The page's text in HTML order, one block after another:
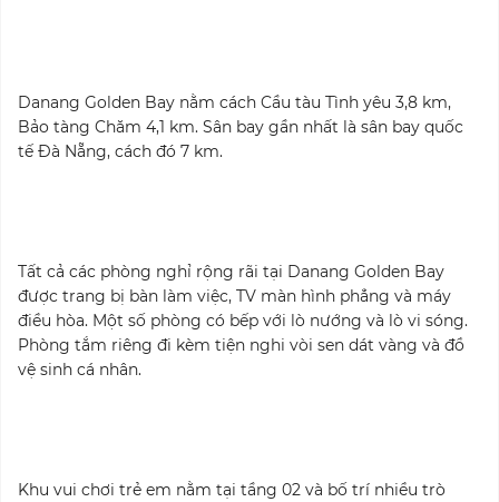
Danang Golden Bay nằm cách Cầu tàu Tình yêu 3,8 km,
Bảo tàng Chăm 4,1 km. Sân bay gần nhất là sân bay quốc
tế Đà Nẵng, cách đó 7 km.
Tất cả các phòng nghỉ rộng rãi tại Danang Golden Bay
được trang bị bàn làm việc, TV màn hình phẳng và máy
điều hòa. Một số phòng có bếp với lò nướng và lò vi sóng.
Phòng tắm riêng đi kèm tiện nghi vòi sen dát vàng và đồ
vệ sinh cá nhân.
Khu vui chơi trẻ em nằm tại tầng 02 và bố trí nhiều trò